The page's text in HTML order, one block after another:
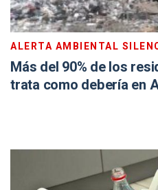
ALERTA AMBIENTAL
Más del 90% de los
trata como debería en